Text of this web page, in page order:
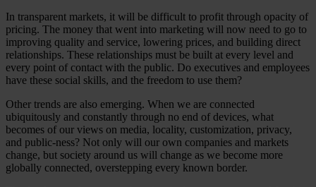
In transparent markets, it will be difficult to profit through opacity of
pricing. The money that went into marketing will now need to go to
improving quality and service, lowering prices, and building direct
relationships. These relationships must be built at every level and
every point of contact with the public. Do executives and employees
have these social skills, and the freedom to use them?
Other trends are also emerging. When we are connected
ubiquitously and constantly through no end of devices, what
becomes of our views on media, locality, customization, privacy,
and public-ness? Not only will our own companies and markets
change, but society around us will change as we become more
globally connected, overstepping every known border.